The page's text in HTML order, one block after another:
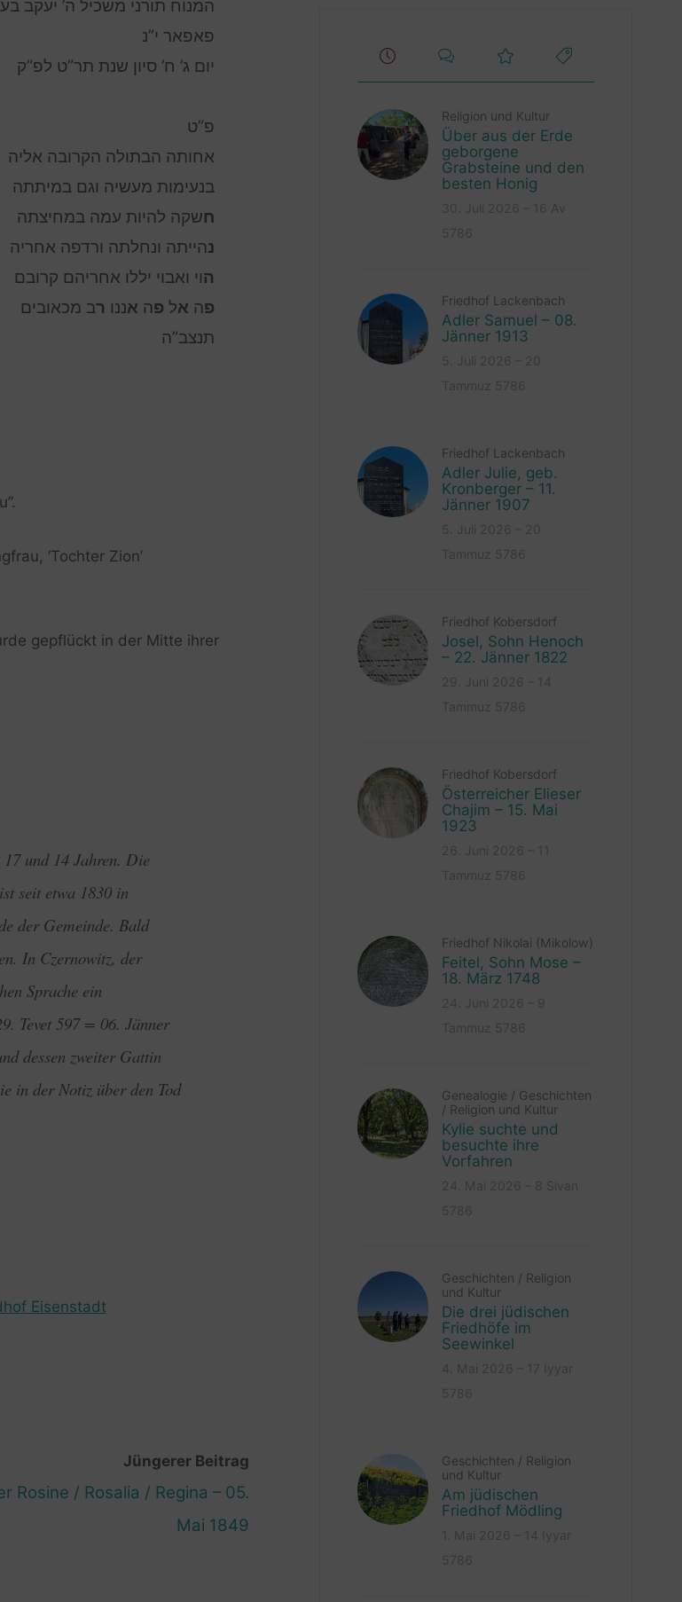
המנוח תורני משכיל ה’ יעקב
פאפאר י”נ
יום ג’ ח’ סיון שנת תר”ט לפ”ק
פ”ט
אחותה הבתולה הקרובה אליה
בנעימות מעשיה וגם במיתתה
חשקה להיות עמה במחיצתה
נהייתה ונחלתה ורדפה אחריה
הוי ואבוי יללו אחריהם קרובם
פה אל פה אננו רב מכאובים
תנצב”ה
‘Tochter Zion’
gepflückt in der Mitte ihrer
und 14 Jahren. Die
seit etwa 1830 in
der Gemeinde. Bald
In Czernowitz, der
Sprache ein
Tevet 597 = 06. Jänner
dessen zweiter Gattin
in der Notiz über den Tod
Eisenstadt
Jüngerer Beitrag
Rosine / Rosalia / Regina – 05.
Mai 1849
Religion und Kultur
Über aus der Erde
geborgene
Grabsteine und den
besten Honig
Friedhof Lackenbach
Adler Samuel – 08.
Jänner 1913
Friedhof Lackenbach
Adler Julie, geb.
Kronberger – 11.
Jänner 1907
Friedhof Kobersdorf
Josel, Sohn Henoch
– 22. Jänner 1822
Friedhof Kobersdorf
Österreicher Elieser
Chajim – 15. Mai
1923
Friedhof Nikolai (Mikolow)
Feitel, Sohn Mose –
18. März 1748
Genealogie / Geschichten
/ Religion und Kultur
Kylie suchte und
besuchte ihre
Vorfahren
Geschichten / Religion
und Kultur
Die drei jüdischen
Friedhöfe im
Seewinkel
Geschichten / Religion
und Kultur
Am jüdischen
Friedhof Mödling